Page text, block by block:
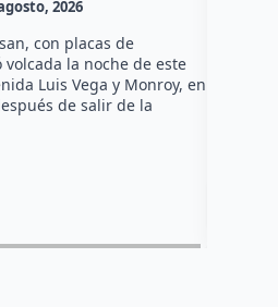
2026
con placas de
la noche de este
Luis Vega y Monroy, en
de salir de la